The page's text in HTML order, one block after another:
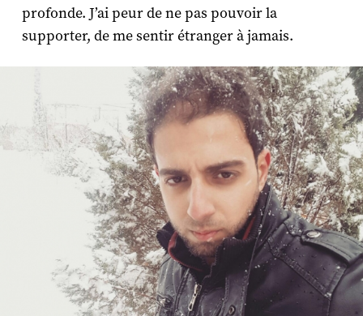
profonde. J’ai peur de ne pas pouvoir la
supporter, de me sentir étranger à jamais.